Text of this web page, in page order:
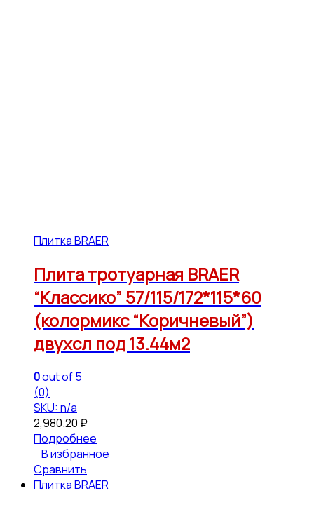
Плитка BRAER
Плита тротуарная BRAER
“Классико” 57/115/172*115*60
(колормикс “Коричневый”)
двухсл под 13.44м2
0out of 5
(0)
SKU: n/a
2,980.20 ₽
Подробнее
В избранное
Сравнить
Плитка BRAER